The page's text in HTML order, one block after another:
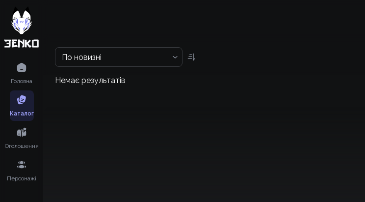
Головна
Каталог
Оголошення
Персонажі
По новизні
Немає результатів